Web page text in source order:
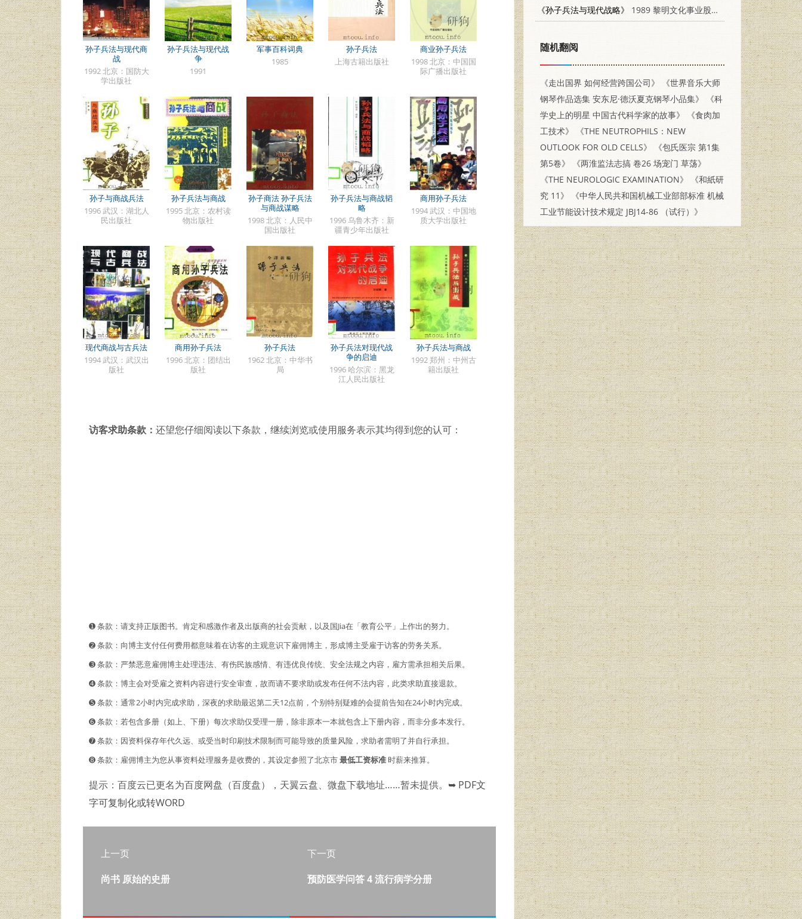
孙子兵法与现代商
战
1992 北京：国防大
学出版社
孙子兵法与现代战
争
1991
军事百科词典
1985
孙子兵法
上海古籍出版社
商业孙子兵法
1998 北京：中国国
际广播出版社
孙子与商战兵法
1996 武汉：湖北人
民出版社
孙子兵法与商战
1995 北京：农村读
物出版社
孙子商法 孙子兵法
与商战谋略
1998 北京：人民中
国出版社
孙子兵法与商战韬
略
1996 乌鲁木齐：新
疆青少年出版社
商用孙子兵法
1994 武汉：中国地
质大学出版社
现代商战与古兵法
1994 武汉：武汉出
版社
商用孙子兵法
1996 北京：团结出
版社
孙子兵法
1962 北京：中华书
局
孙子兵法对现代战
争的启迪
1996 哈尔滨：黑龙
江人民出版社
孙子兵法与商战
1992 郑州：中州古
籍出版社
访客求助条款： 还望您仔细阅读以下条款，继续浏览或使用服务表示其均得到您的认可：
➊️ 条款：请支持正版图书。肯定和感激作者及出版商的社会贡献，以及国Jia在「教育公平」上作出的努力。
➋️️ 条款：向博主支付任何费用都意味着在访客的主观意识下雇佣博主，形成博主受雇于访客的劳务关系。
➌ 条款：严禁恶意雇佣博主处理违法、有伤民族感情、有违优良传统、安全法规之内容，雇方需承担相关后果。
➍ 条款：博主会对受雇之资料内容进行安全审查，故而请不要求助或发布任何不法内容，此类求助直接退款。
➎ 条款：通常2小时内完成求助，深夜的求助最迟第二天12点前，个别特别疑难的会提前告知在24小时内完成。
➏ 条款：若包含多册（如上、下册）每次求助仅受理一册，除非原本一本就包含上下册内容，而非分多本发行。
➐ 条款：因资料保存年代久远、或受当时印刷技术限制而可能导致的质量风险，求助者需明了并自行承担。
➑ 条款：雇佣博主为您从事资料处理服务是收费的，其设定参照了北京市最低工资标准时薪来推算。
提示：百度云已更名为百度网盘（百度盘），天翼云盘、微盘下载地址……暂未提供。 ➥ PDF文
字可复制化或转WORD
上一页
尚书 原始的史册
下一页
预防医学问答 4 流行病学分册
《孙子兵法与现代战略》
1989 黎明文化事业股份有限公司
随机翻阅
《走出国界 如何经营跨国公司》
《世界音乐大师
钢琴作品选集 安东尼·德沃夏克钢琴小品集》
《科
学史上的明星 中国古代科学家的故事》
《食肉加
工技术》
《THE NEUTROPHILS：NEW
OUTLOOK FOR OLD CELLS》
《包氏医宗 第1集
第5卷》
《两淮监法志搞 卷26 场宠门 草荡》
《THE NEUROLOGIC EXAMINATION》
《和紙研
究 11》
《中华人民共和国机械工业部部标准 机械
工业节能设计技术规定 JBJ14-86 （试行）》